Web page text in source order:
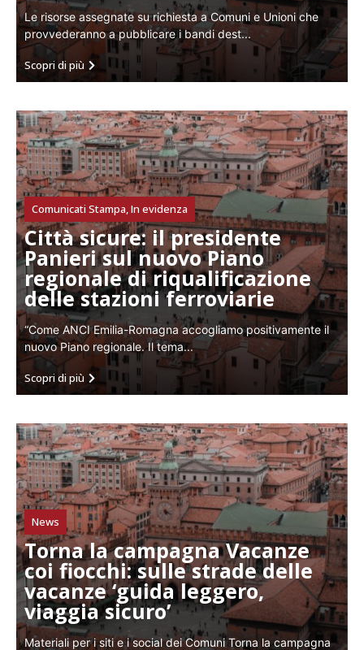
Le risorse assegnate su richiesta a Comuni e Unioni che
provvederanno a pubblicare i bandi dest...
Scopri di più
Comunicati Stampa,In evidenza
Città sicure: il presidente
Panieri sul nuovo Piano
regionale di riqualificazione
delle stazioni ferroviarie
“Come ANCI Emilia-Romagna accogliamo positivamente il
nuovo Piano regionale. Il tema...
Scopri di più
News
Torna la campagna Vacanze
coi fiocchi: sulle strade delle
vacanze ‘guida leggero,
viaggia sicuro’
Materiali per i siti e i social dei Comuni Torna la campagna